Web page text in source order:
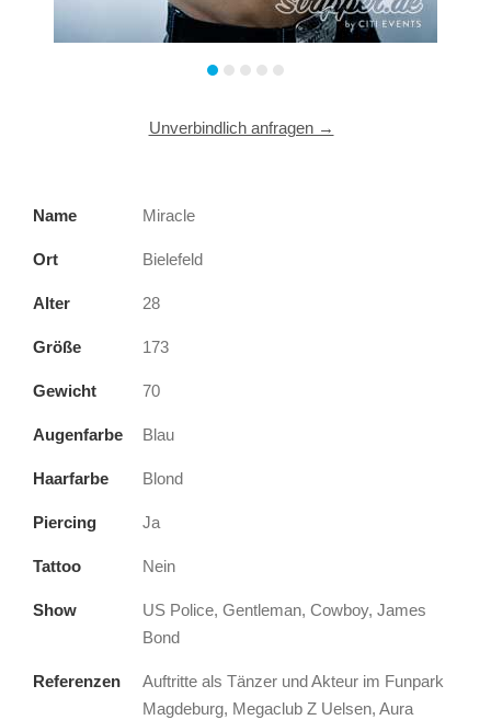
Unverbindlich anfragen →
Name Miracle
Ort Bielefeld
Alter 28
Größe 173
Gewicht 70
Augenfarbe Blau
Haarfarbe Blond
Piercing Ja
Tattoo Nein
Show
US Police, Gentleman, Cowboy, James
Bond
Referenzen
Auftritte als Tänzer und Akteur im Funpark
Magdeburg, Megaclub Z Uelsen, Aura